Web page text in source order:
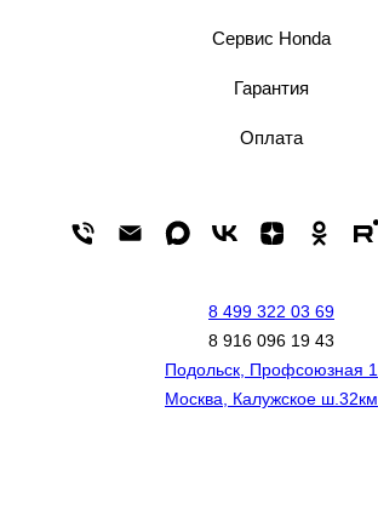
Сервис Honda
Гарантия
Оплата
8 499 322 03 69
8 916 096 19 43
Подольск, Профсоюзная 1
Москва, Калужское ш.32км